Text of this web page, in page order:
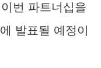
번 파트너십을
발표될 예정이